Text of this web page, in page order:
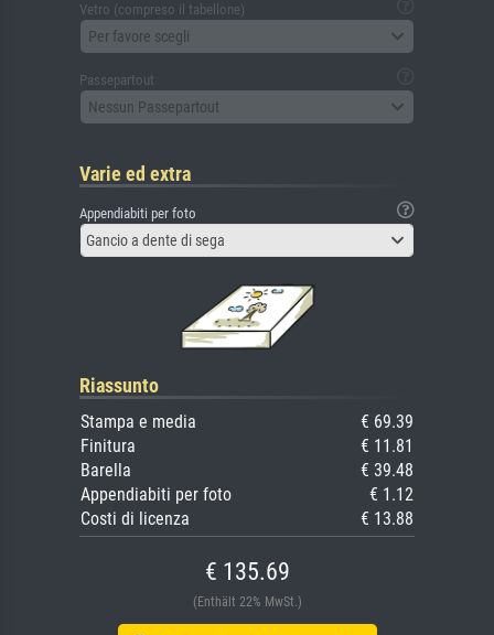
Vetro (compreso il tabellone)
Per favore scegli
Passepartout
Nessun Passepartout
Varie ed extra
Appendiabiti per foto
Gancio a dente di sega
Riassunto
Stampa e media
€ 69.39
Finitura
€ 11.81
Barella
€ 39.48
Appendiabiti per foto
€ 1.12
Costi di licenza
€ 13.88
€ 135.69
(Enthält 22% MwSt.)